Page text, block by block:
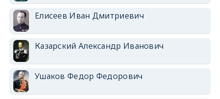
Елисеев Иван Дмитриевич
Казарский Александр Иванович
Ушаков Федор Федорович